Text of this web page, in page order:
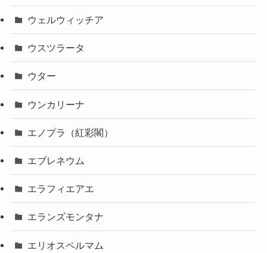
ウェルウィッチア
ウスツラータ
ウター
ウンカリーナ
エノプラ（紅彩閣）
エブレネウム
エラフィエアエ
エランズモンタナ
エリオスペルマム